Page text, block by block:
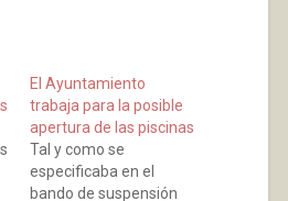
El Ayuntamiento
trabaja para la posible
apertura de las piscinas
Tal y como se
especificaba en el
bando de suspensión